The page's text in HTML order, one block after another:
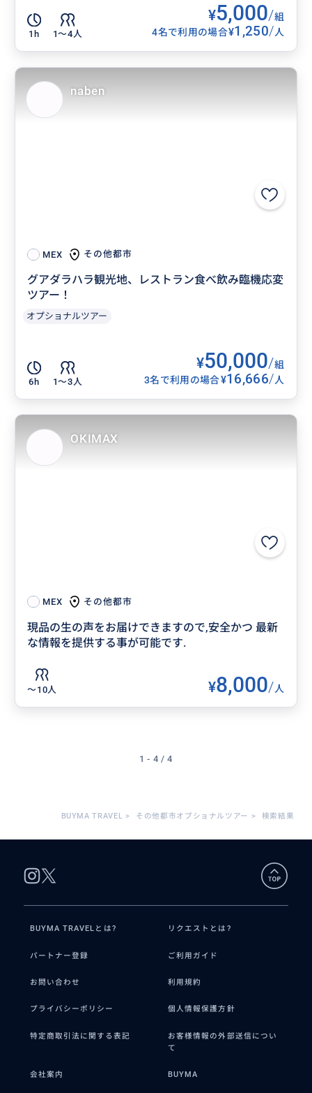
1h 1〜4人
¥5,000/組
4名で利用の場合¥1,250/人
MEX その他都市
グアダラハラ観光地、レストラン食べ飲み臨機応変
ツアー！
オプショナルツアー
6h 1〜3人
¥50,000/組
3名で利用の場合¥16,666/人
naben
MEX その他都市
現品の生の声をお届けできますので,安全かつ 最新
な情報を提供する事が可能です.
〜10人 ¥8,000/人
OKIMAX
1 - 4 / 4
BUYMA TRAVEL > その他都市オプショナルツアー > 検索結果
BUYMA TRAVELとは? リクエストとは?
パートナー登録 ご利用ガイド
お問い合わせ 利用規約
プライバシーポリシー 個人情報保護方針
特定商取引法に関する表記
お客様情報の外部送信につい
て
会社案内 BUYMA